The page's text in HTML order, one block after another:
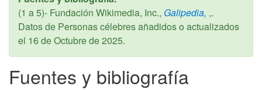
(1 a 5)- Fundación Wikimedia, Inc., Galipedia, ,.
Datos de Personas célebres añadidos o actualizados
el 16 de Octubre de 2025.
Fuentes y bibliografía